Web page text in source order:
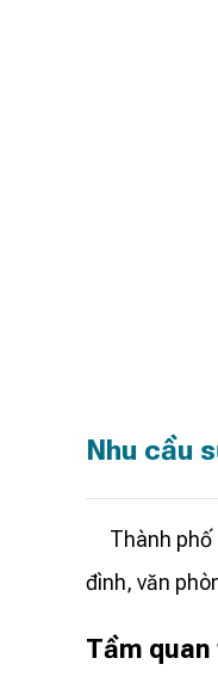
Nhu cầu
Thành phố
đình, văn
Tầm